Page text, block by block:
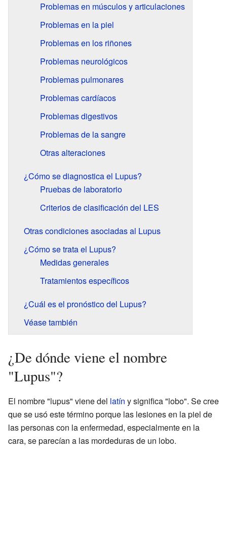
Problemas en músculos y articulaciones
Problemas en la piel
Problemas en los riñones
Problemas neurológicos
Problemas pulmonares
Problemas cardíacos
Problemas digestivos
Problemas de la sangre
Otras alteraciones
¿Cómo se diagnostica el Lupus?
Pruebas de laboratorio
Criterios de clasificación del LES
Otras condiciones asociadas al Lupus
¿Cómo se trata el Lupus?
Medidas generales
Tratamientos específicos
¿Cuál es el pronóstico del Lupus?
Véase también
¿De dónde viene el nombre
"Lupus"?
El nombre "lupus" viene del latín y significa "lobo". Se cree
que se usó este término porque las lesiones en la piel de
las personas con la enfermedad, especialmente en la
cara, se parecían a las mordeduras de un lobo.